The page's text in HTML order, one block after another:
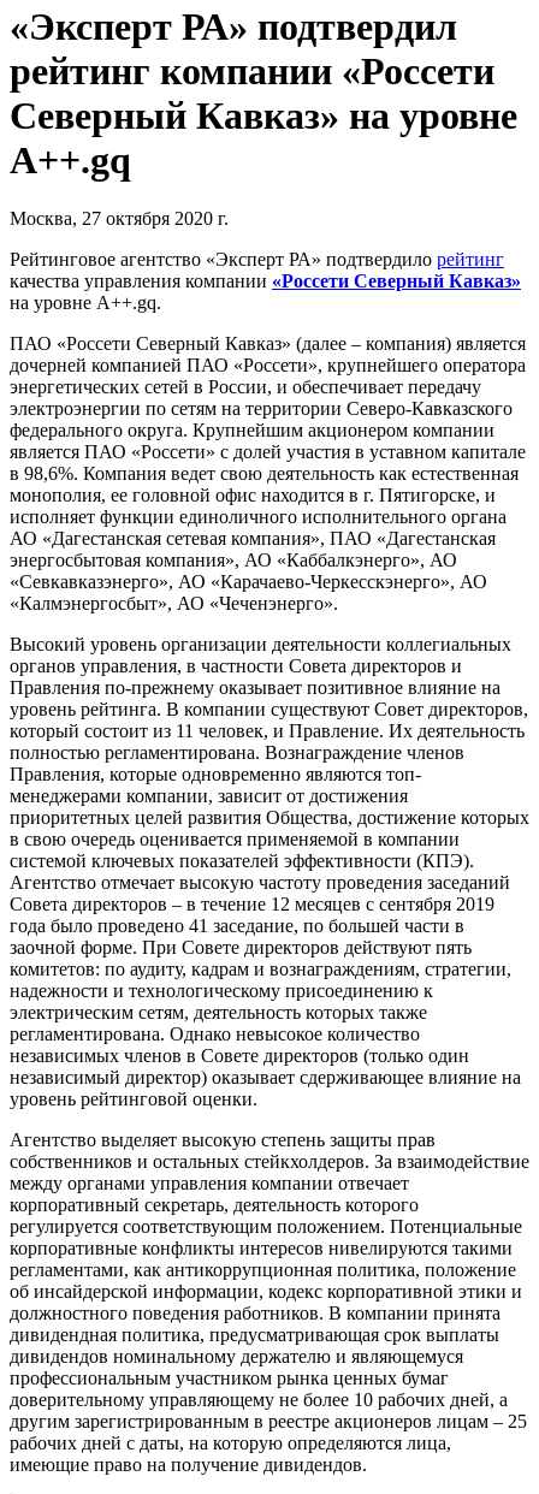
«Эксперт РА» подтвердил
рейтинг компании «Россети
Северный Кавказ» на уровне
А++.gq
Москва, 27 октября 2020 г.
Рейтинговое агентство «Эксперт РА» подтвердило рейтинг
качества управления компании «Россети Северный Кавказ»
на уровне А++.gq.
ПАО «Россети Северный Кавказ» (далее – компания) является
дочерней компанией ПАО «Россети», крупнейшего оператора
энергетических сетей в России, и обеспечивает передачу
электроэнергии по сетям на территории Северо-Кавказского
федерального округа. Крупнейшим акционером компании
является ПАО «Россети» с долей участия в уставном капитале
в 98,6%. Компания ведет свою деятельность как естественная
монополия, ее головной офис находится в г. Пятигорске, и
исполняет функции единоличного исполнительного органа
АО «Дагестанская сетевая компания», ПАО «Дагестанская
энергосбытовая компания», АО «Каббалкэнерго», АО
«Севкавказэнерго», АО «Карачаево-Черкесскэнерго», АО
«Калмэнергосбыт», АО «Чеченэнерго».
Высокий уровень организации деятельности коллегиальных
органов управления, в частности Совета директоров и
Правления по-прежнему оказывает позитивное влияние на
уровень рейтинга. В компании существуют Совет директоров,
который состоит из 11 человек, и Правление. Их деятельность
полностью регламентирована. Вознаграждение членов
Правления, которые одновременно являются топ-
менеджерами компании, зависит от достижения
приоритетных целей развития Общества, достижение которых
в свою очередь оценивается применяемой в компании
системой ключевых показателей эффективности (КПЭ).
Агентство отмечает высокую частоту проведения заседаний
Совета директоров – в течение 12 месяцев с сентября 2019
года было проведено 41 заседание, по большей части в
заочной форме. При Совете директоров действуют пять
комитетов: по аудиту, кадрам и вознаграждениям, стратегии,
надежности и технологическому присоединению к
электрическим сетям, деятельность которых также
регламентирована. Однако невысокое количество
независимых членов в Совете директоров (только один
независимый директор) оказывает сдерживающее влияние на
уровень рейтинговой оценки.
Агентство выделяет высокую степень защиты прав
собственников и остальных стейкхолдеров. За взаимодействие
между органами управления компании отвечает
корпоративный секретарь, деятельность которого
регулируется соответствующим положением. Потенциальные
корпоративные конфликты интересов нивелируются такими
регламентами, как антикоррупционная политика, положение
об инсайдерской информации, кодекс корпоративной этики и
должностного поведения работников. В компании принята
дивидендная политика, предусматривающая срок выплаты
дивидендов номинальному держателю и являющемуся
профессиональным участником рынка ценных бумаг
доверительному управляющему не более 10 рабочих дней, а
другим зарегистрированным в реестре акционеров лицам – 25
рабочих дней с даты, на которую определяются лица,
имеющие право на получение дивидендов.